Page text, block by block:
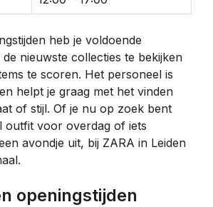
heb je voldoende
nieuwste collecties te bekijken
te scoren. Het personeel is
helpt je graag met het vinden
of stijl. Of je nu op zoek bent
outfit voor overdag of iets
avondje uit, bij ZARA in Leiden
openingstijden